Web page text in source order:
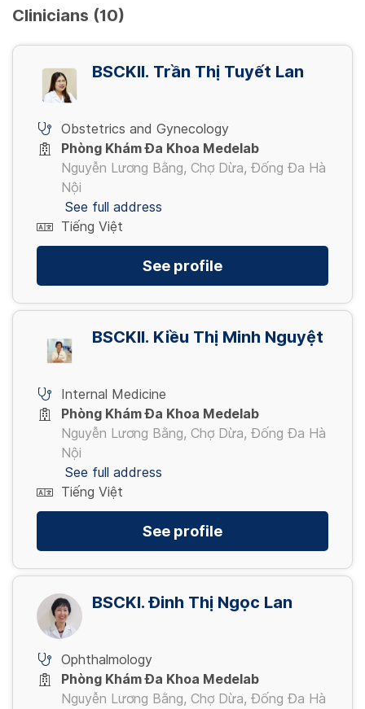
Clinicians (10)
BSCKII. Trần Thị Tuyết Lan
Obstetrics and Gynecology
Phòng Khám Đa Khoa Medelab
Nguyễn Lương Bằng, Chợ Dừa, Đống Đa Hà
Nội
See full address
Tiếng Việt
See profile
BSCKII. Kiều Thị Minh Nguyệt
Internal Medicine
Phòng Khám Đa Khoa Medelab
Nguyễn Lương Bằng, Chợ Dừa, Đống Đa Hà
Nội
See full address
Tiếng Việt
See profile
BSCKI. Đinh Thị Ngọc Lan
Ophthalmology
Phòng Khám Đa Khoa Medelab
Nguyễn Lương Bằng, Chợ Dừa, Đống Đa Hà